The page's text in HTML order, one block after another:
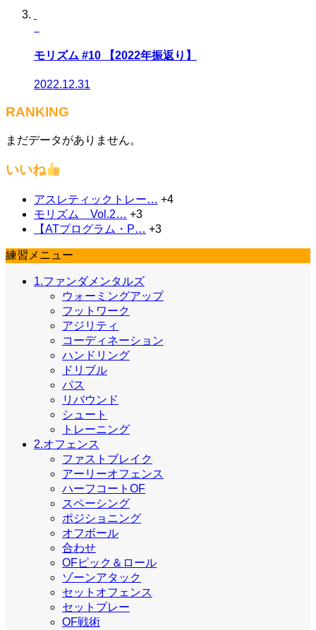
モリズム #10 【2022年振返り】
2022.12.31
RANKING
まだデータがありません。
いいね
アスレティックトレー… +4
モリズム Vol.2… +3
【ATプログラム・P… +3
練習メニュー
1.ファンダメンタルズ
ウォーミングアップ
フットワーク
アジリティ
コーディネーション
ハンドリング
ドリブル
パス
リバウンド
シュート
トレーニング
2.オフェンス
ファストブレイク
アーリーオフェンス
ハーフコートOF
スペーシング
ポジショニング
オフボール
合わせ
OFピック＆ロール
ゾーンアタック
セットオフェンス
セットプレー
OF戦術